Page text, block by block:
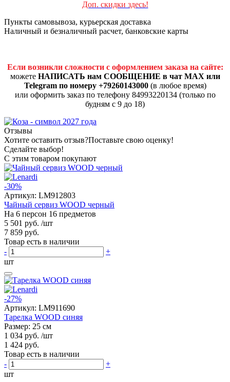
Доп. скидки здесь!
Пункты самовывоза, курьерская доставка
Наличный и безналичный расчет, банковские карты
Если возникли сложности с оформлением заказа на сайте:
можете НАПИСАТЬ нам СООБЩЕНИЕ в чат MAX или
Telegram по номеру +79260143000(в любое время)
или оформить заказ по телефону 84993220134 (только по
будням с 9 до 18)
Отзывы
Хотите оставить отзыв?Поставьте свою оценку!
Сделайте выбор!
С этим товаром покупают
-30%
Артикул: LM912803
Чайный сервиз WOOD черный
На 6 персон 16 предметов
5 501 руб. /шт
7 859 руб.
Товар есть в наличии
-
+
шт
-27%
Артикул: LM911690
Тарелка WOOD синяя
Размер: 25 см
1 034 руб. /шт
1 424 руб.
Товар есть в наличии
-
+
шт